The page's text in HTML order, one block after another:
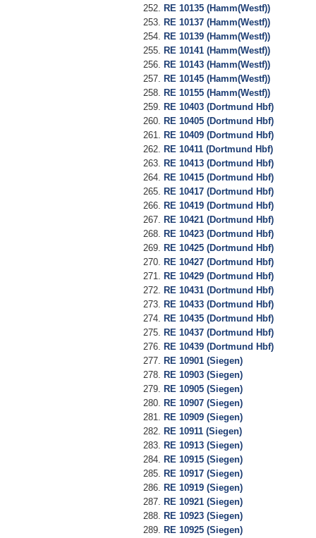
RE 10135 (Hamm(Westf))
RE 10137 (Hamm(Westf))
RE 10139 (Hamm(Westf))
RE 10141 (Hamm(Westf))
RE 10143 (Hamm(Westf))
RE 10145 (Hamm(Westf))
RE 10155 (Hamm(Westf))
RE 10403 (Dortmund Hbf)
RE 10405 (Dortmund Hbf)
RE 10409 (Dortmund Hbf)
RE 10411 (Dortmund Hbf)
RE 10413 (Dortmund Hbf)
RE 10415 (Dortmund Hbf)
RE 10417 (Dortmund Hbf)
RE 10419 (Dortmund Hbf)
RE 10421 (Dortmund Hbf)
RE 10423 (Dortmund Hbf)
RE 10425 (Dortmund Hbf)
RE 10427 (Dortmund Hbf)
RE 10429 (Dortmund Hbf)
RE 10431 (Dortmund Hbf)
RE 10433 (Dortmund Hbf)
RE 10435 (Dortmund Hbf)
RE 10437 (Dortmund Hbf)
RE 10439 (Dortmund Hbf)
RE 10901 (Siegen)
RE 10903 (Siegen)
RE 10905 (Siegen)
RE 10907 (Siegen)
RE 10909 (Siegen)
RE 10911 (Siegen)
RE 10913 (Siegen)
RE 10915 (Siegen)
RE 10917 (Siegen)
RE 10919 (Siegen)
RE 10921 (Siegen)
RE 10923 (Siegen)
RE 10925 (Siegen)